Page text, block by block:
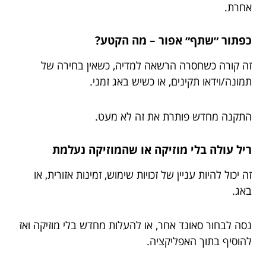
אחרת.
כפתור ״שתף״ אפור – מה הקטע?
זה קורה כשחסרה הרשאה למדיה, כשאין בחירה של
תמונה/וידאו תקינים, או כשיש באג זמני.
התקנה מחדש פותרת את זה לא מעט.
ריל עולה בלי מוזיקה או שהמוזיקה נעלמת
זה יכול להיות עניין של זכויות שימוש, זמינות אזורית, או
באג.
נסה לבחור סאונד אחר, או להעלות מחדש בלי מוזיקה ואז
להוסיף בתוך האפליקציה.